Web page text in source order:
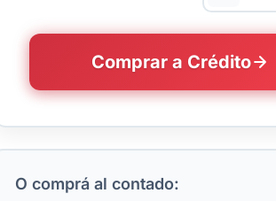
Comprar a Crédito
O comprá al contado: